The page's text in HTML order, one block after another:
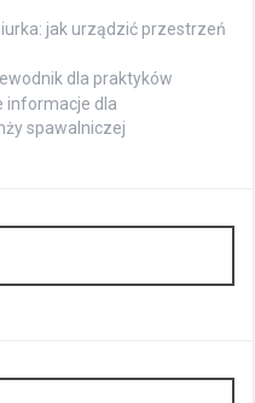
jak urządzić przestrzeń
dla praktyków
informacje dla
spawalniczej